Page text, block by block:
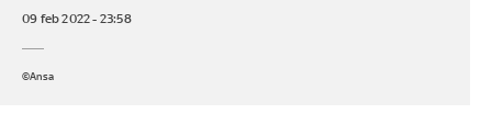
09 feb 2022 - 23:58
©Ansa